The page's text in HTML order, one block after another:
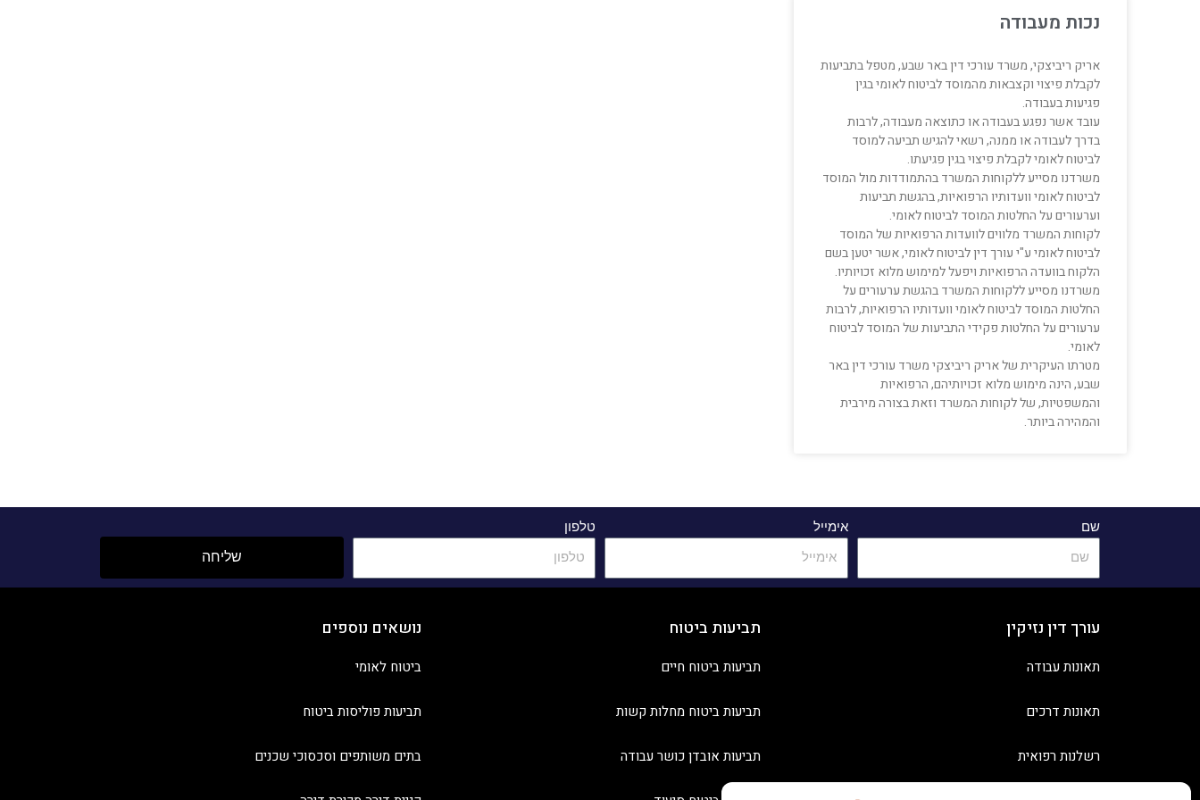
נכות מעבודה
אריק ריביצקי, משרד עורכי דין באר שבע, מטפל בתביעות
לקבלת פיצוי וקצבאות מהמוסד לביטוח לאומי בגין
פגיעות בעבודה.
עובד אשר נפגע בעבודה או כתוצאה מעבודה, לרבות
בדרך לעבודה או ממנה, רשאי להגיש תביעה למוסד
לביטוח לאומי לקבלת פיצוי בגין פגיעתו.
משרדנו מסייע ללקוחות המשרד בהתמודדות מול המוסד
לביטוח לאומי וועדותיו הרפואיות, בהגשת תביעות
וערעורים על החלטות המוסד לביטוח לאומי.
לקוחות המשרד מלווים לוועדות הרפואיות של המוסד
לביטוח לאומי ע"י עורך דין לביטוח לאומי, אשר יטען בשם
הלקוח בוועדה הרפואיות ויפעל למימוש מלוא זכויותיו.
משרדנו מסייע ללקוחות המשרד בהגשת ערעורים על
החלטות המוסד לביטוח לאומי וועדותיו הרפואיות, לרבות
ערעורים על החלטות פקידי התביעות של המוסד לביטוח
לאומי.
מטרתו העיקרית של אריק ריביצקי משרד עורכי דין באר
שבע, הינה מימוש מלוא זכויותיהם, הרפואיות
והמשפטיות, של לקוחות המשרד וזאת בצורה מירבית
והמהירה ביותר.
שם אימייל טלפון
שליחה
עורך דין נזיקין
תאונות עבודה
תאונות דרכים
רשלנות רפואית
תביעות ביטוח
תביעות ביטוח חיים
תביעות ביטוח מחלות קשות
תביעות אובדן כושר עבודה
נושאים נוספים
ביטוח לאומי
תביעות פוליסות ביטוח
בתים משותפים וסכסוכי שכנים